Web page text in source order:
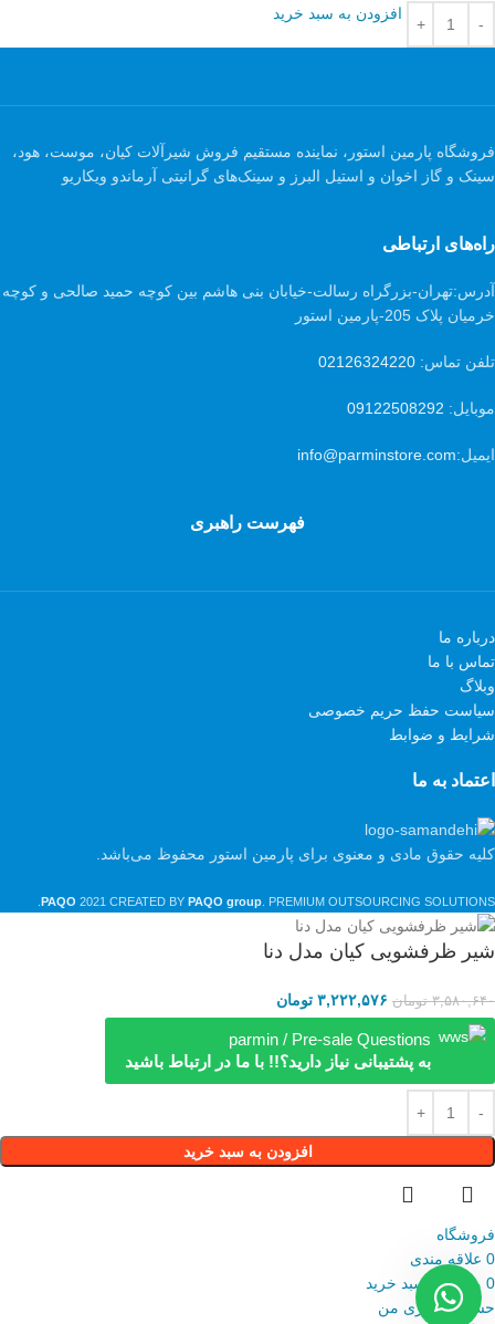
افزودن به سبد خرید
فروشگاه پارمین استور، نماینده مستقیم فروش شیرآلات کیان، موست، هود،
سینک و گاز اخوان و استیل البرز و سینک‌های گرانیتی آرماندو ویکاریو
راه‌های ارتباطی
آدرس:تهران-بزرگراه رسالت-خیابان بنی هاشم بین کوچه حمید صالحی و کوچه
خرمیان پلاک 205-پارمین استور
تلفن تماس: 02126324220
موبایل: 09122508292
ایمیل:info@parminstore.com
فهرست راهبری
درباره ما
تماس با ما
وبلاگ
سیاست حفظ حریم خصوصی
شرایط و ضوابط
اعتماد به ما
کلیه حقوق مادی و معنوی برای پارمین استور محفوظ می‌باشد.
PAQO 2021 CREATED BY PAQO group . PREMIUM OUTSOURCING SOLUTIONS.
شیر ظرفشویی کیان مدل دنا
۳,۵۸۰,۶۴۰ تومان ۳,۲۲۲,۵۷۶ تومان
parmin / Pre-sale Questions
به پشتیبانی نیاز دارید؟!! با ما در ارتباط باشید
افزودن به سبد خرید
فروشگاه
0 علاقه مندی
0 محصول
سبد خرید
حساب کاربری من